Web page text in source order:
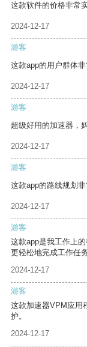
这款软件的价格非常
2024-12-17
游客
这款app的用户群体
2024-12-17
游客
超级好用的加速器，
2024-12-17
游客
这款app的路线规划
2024-12-17
游客
这款app是我工作上
更轻松地完成工作任务
2024-12-17
游客
这款加速器VPM应用
护。
2024-12-17